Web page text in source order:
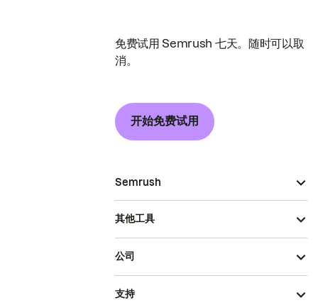
免费试用 Semrush 七天。随时可以取
消。
开始免费试用
Semrush
其他工具
公司
支持